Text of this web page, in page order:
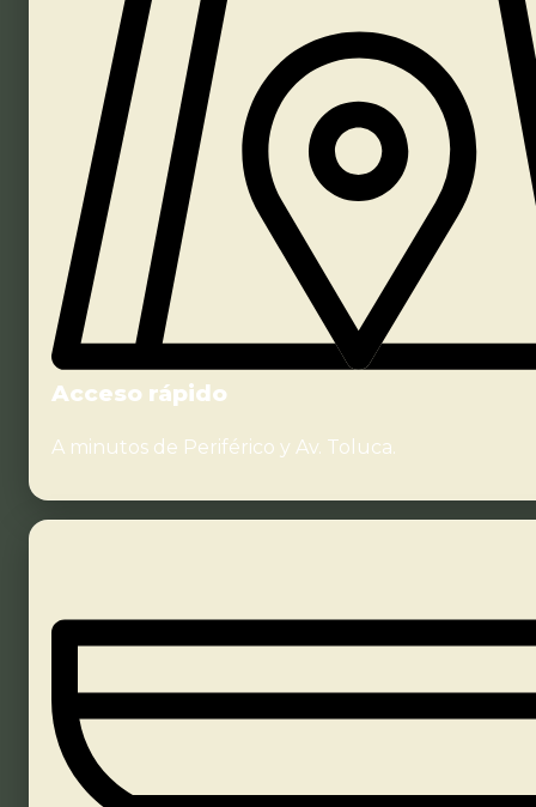
Acceso rápido
A minutos de Periférico y Av. Toluca.